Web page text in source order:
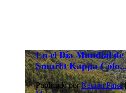
En el Día Mundial
Smurfit Kappa
Publicado porNación Paisa